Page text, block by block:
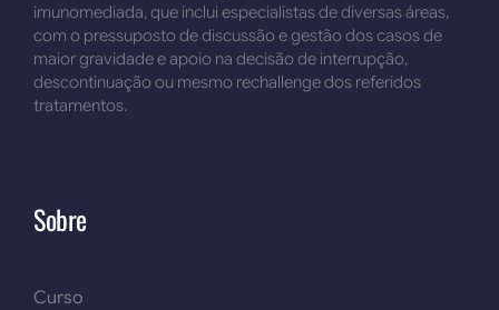
imunomediada, que inclui especialistas de diversas áreas,
com o pressuposto de discussão e gestão dos casos de
maior gravidade e apoio na decisão de interrupção,
descontinuação ou mesmo rechallenge dos referidos
tratamentos.
Sobre
Curso